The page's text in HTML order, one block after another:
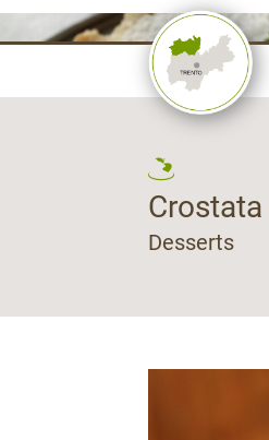
Desserts